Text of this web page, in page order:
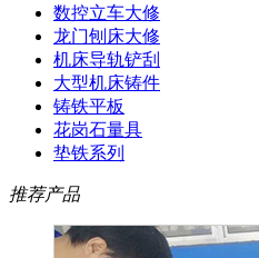
数控立车大修
龙门刨床大修
机床导轨铲刮
大型机床铸件
铸铁平板
花岗石量具
垫铁系列
推荐产品